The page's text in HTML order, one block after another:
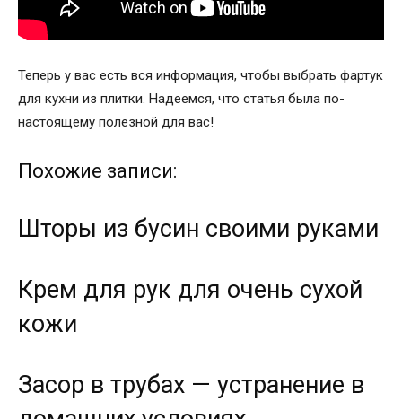
Теперь у вас есть вся информация, чтобы выбрать фартук
для кухни из плитки. Надеемся, что статья была по-
настоящему полезной для вас!
Похожие записи:
Шторы из бусин своими руками
Крем для рук для очень сухой
кожи
Засор в трубах — устранение в